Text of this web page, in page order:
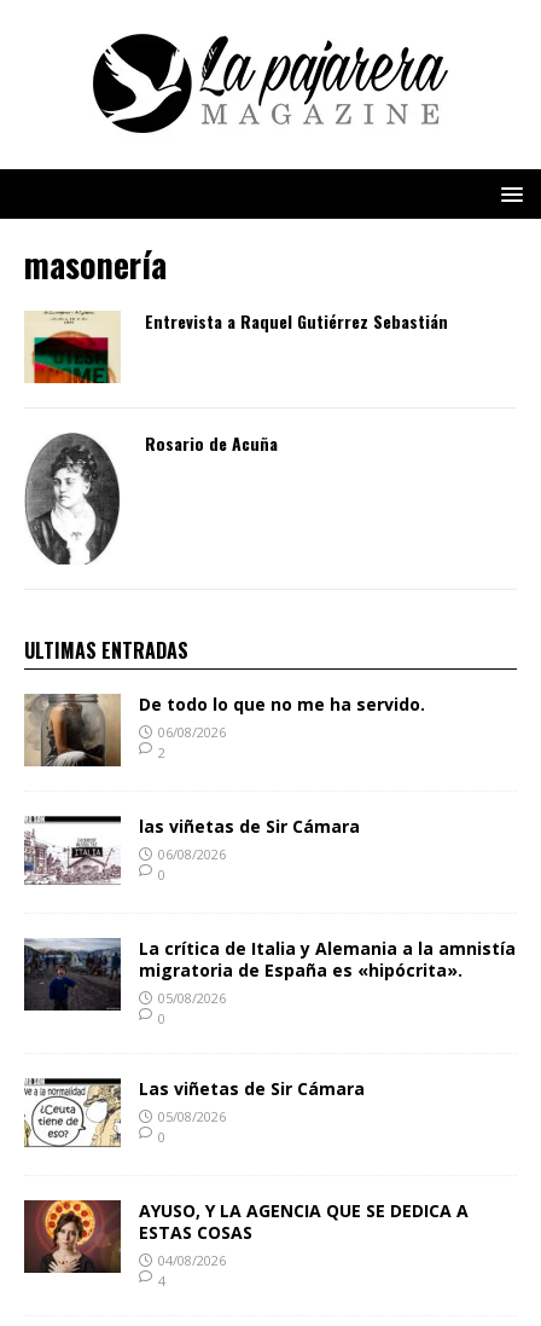
masonería
Entrevista a Raquel Gutiérrez Sebastián
Rosario de Acuña
ULTIMAS ENTRADAS
De todo lo que no me ha servido.
06/08/2026
2
las viñetas de Sir Cámara
06/08/2026
0
La crítica de Italia y Alemania a la amnistía
migratoria de España es «hipócrita».
05/08/2026
0
Las viñetas de Sir Cámara
05/08/2026
0
AYUSO, Y LA AGENCIA QUE SE DEDICA A
ESTAS COSAS
04/08/2026
4